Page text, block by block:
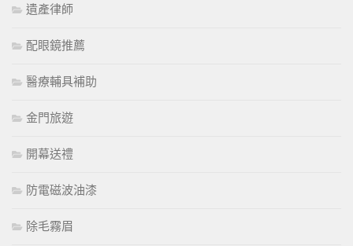
遺產律師
配眼鏡推薦
醫療輔具補助
金門旅遊
開幕送禮
防電磁波油漆
除毛霧眉